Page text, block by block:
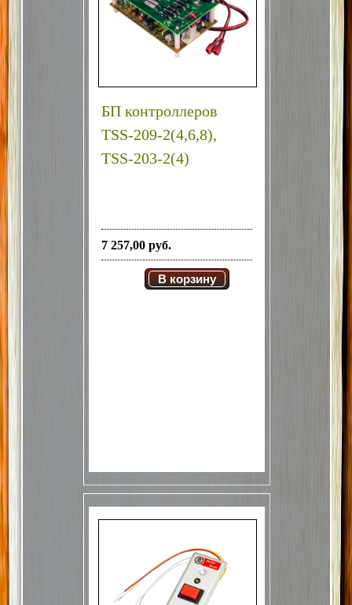
2W контроллер TSS209-4W.
Монтажные платки настоятельно
рекомендуется использовать при монтаже
оборудования, как для удобства,
БП контроллеров
TSS-209-2(4,6,8),
TSS-203-2(4)
7 257,00 руб.
В корзину